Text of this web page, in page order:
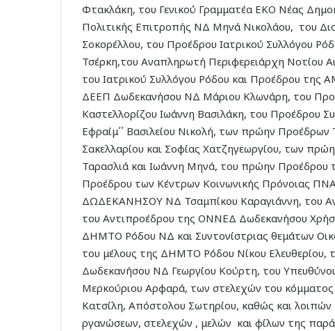
Φτακλάκη, του Γενικού Γραμματέα ΕΚΟ Νέας
Πολιτικής Επιτροπής ΝΔ Μηνά Νικολάου, του
Σοκορέλλου, του Προέδρου Ιατρικού Συλλόγου
Τσέρκη,του Αναπληρωτή Περιφερειάρχη Νοτίου
του Ιατρικού Συλλόγου Ρόδου και Προέδρου της
ΔΕΕΠ Δωδεκανήσου ΝΔ Μάριου Κλωνάρη, του
Καστελλορίζου Ιωάννη Βασιλάκη, του Προέδρου
Εφραίμ΄΄ Βασιλείου Νικολή, των πρώην
Σακελλαρίου και Σοφίας Χατζηγεωργίου, των
Ταρασλιά και Ιωάννη Μηνά, του πρώην
Προέδρου των Κέντρων Κοινωνικής Πρόνοιας
ΔΩΔΕΚΑΝΗΣΟΥ ΝΔ Τσαμπίκου Καραγιάννη, του
του Αντιπροέδρου της ΟΝΝΕΔ Δωδεκανήσου
ΔΗΜΤΟ Ρόδου ΝΔ και Συντονίστριας θεμάτων
του μέλους της ΔΗΜΤΟ Ρόδου Νίκου
Δωδεκανήσου ΝΔ Γεωργίου Κούρτη, του
Μερκούριου Αρφαρά, των στελεχών του
Κατσίλη, Απόστολου Σωτηρίου, καθώς και
ργανώσεων, στελεχών , μελών και φίλων της